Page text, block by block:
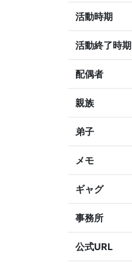
活動時期
活動終了時期
配偶者
親族
弟子
メモ
ギャグ
事務所
公式URL